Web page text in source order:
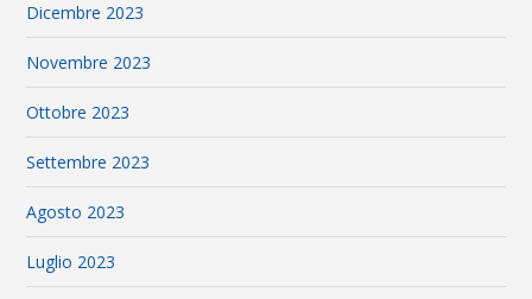
Dicembre 2023
Novembre 2023
Ottobre 2023
Settembre 2023
Agosto 2023
Luglio 2023